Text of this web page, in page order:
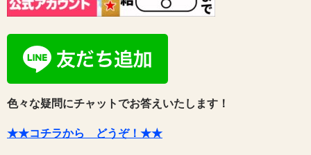
色々な疑問にチャットでお答えいたします！
★★コチラから どうぞ！★★